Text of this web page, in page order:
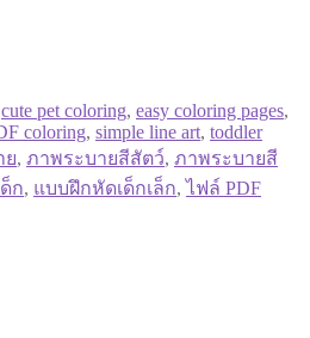
cute pet coloring, easy coloring pages,
coloring, simple line art, toddler
ย, ภาพระบายสีสัตว์, ภาพระบายสี
ก, แบบฝึกหัดเด็กเล็ก,ไฟล์ PDF